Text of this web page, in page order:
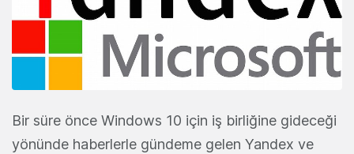
Bir süre önce Windows 10 için iş birliğine gideceği
yönünde haberlerle gündeme gelen Yandex ve